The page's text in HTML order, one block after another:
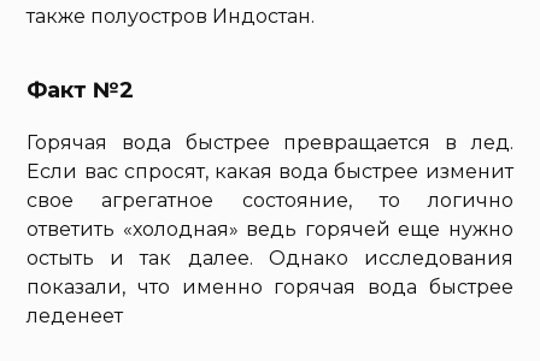
также полуостров Индостан.
Факт №2
Горячая вода быстрее превращается в лед.
Если вас спросят, какая вода быстрее изменит
свое агрегатное состояние, то логично
ответить «холодная» ведь горячей еще нужно
остыть и так далее. Однако исследования
показали, что именно горячая вода быстрее
леденеет